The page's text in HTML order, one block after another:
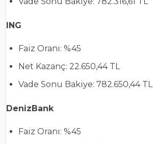
ING
Faiz Oranı: %45
Net Kazanç: 22.650,44 TL
Vade Sonu Bakiye: 782.650,44 TL
DenizBank
Faiz Oranı: %45